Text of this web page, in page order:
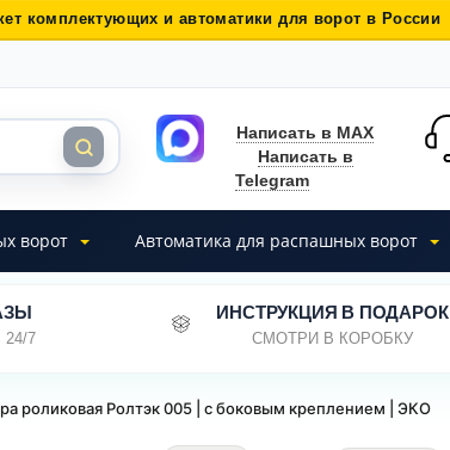
комплектующих и автоматики для ворот в России
Написать в MAX
Написать в
Telegram
ворот Автоматика для распашных ворот
7
ИНСТРУКЦИЯ В ПОДАРОК
СМОТРИ В КОРОБКУ
роликовая Ролтэк 005 | с боковым креплением | ЭКО